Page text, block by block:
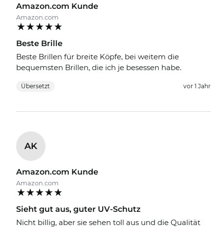
Amazon.com Kunde
Amazon.com
Beste Brille
Beste Brillen für breite Köpfe, bei weitem die
bequemsten Brillen, die ich je besessen habe.
Übersetzt vor 1 Jahr
AK
Amazon.com Kunde
Amazon.com
Sieht gut aus, guter UV-Schutz
Nicht billig, aber sie sehen toll aus und die Qualität